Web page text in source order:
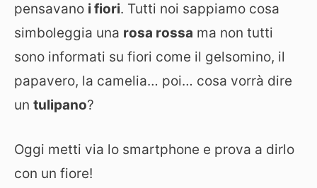
pensavano i fiori. Tutti noi sappiamo cosa
simboleggia una rosa rossa ma non tutti
sono informati su fiori come il gelsomino, il
papavero, la camelia… poi… cosa vorrà dire
un tulipano?
Oggi metti via lo smartphone e prova a dirlo
con un fiore!